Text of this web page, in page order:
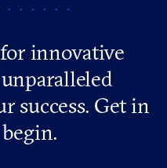
innovative
success. Get in